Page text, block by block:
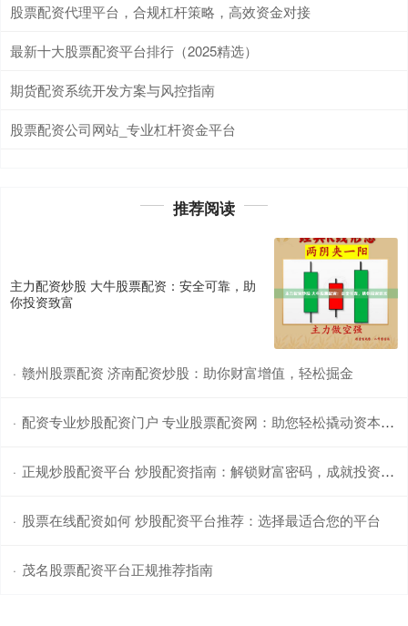
股票配资代理平台，合规杠杆策略，高效资金对接
最新十大股票配资平台排行（2025精选）
期货配资系统开发方案与风控指南
股票配资公司网站_专业杠杆资金平台
推荐阅读
主力配资炒股 大牛股票配资：安全可靠，助
你投资致富
· 赣州股票配资 济南配资炒股：助你财富增值，轻松掘金
· 配资专业炒股配资门户 专业股票配资网：助您轻松撬动资本杠杆
· 正规炒股配资平台 炒股配资指南：解锁财富密码，成就投资梦想
· 股票在线配资如何 炒股配资平台推荐：选择最适合您的平台
· 茂名股票配资平台正规推荐指南